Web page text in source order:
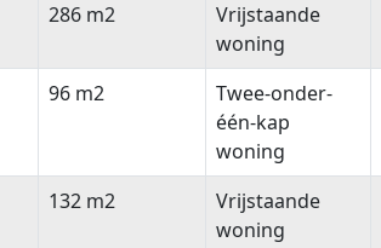
286 m2
Vrijstaande
woning
96 m2
Twee-onder-
één-kap
woning
132 m2
Vrijstaande
woning